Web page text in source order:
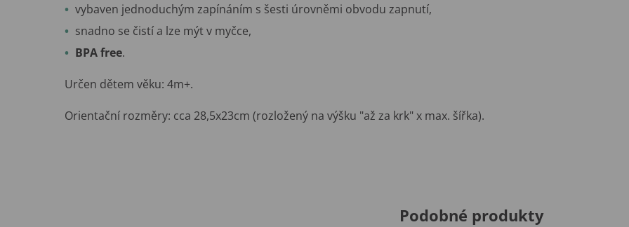
vybaven jednoduchým zapínáním s šesti úrovněmi obvodu zapnutí,
snadno se čistí a lze mýt v myčce,
BPA free.
Určen dětem věku: 4m+.
Orientační rozměry: cca 28,5x23cm (rozložený na výšku "až za krk" x max. šířka).
Podobné produkty